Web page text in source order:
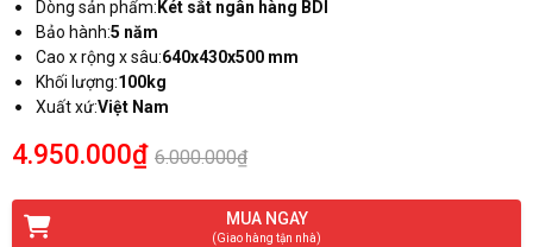
Dòng sản phẩm: Két sắt ngân hàng BDI
Bảo hành:5 năm
Cao x rộng x sâu:640x430x500 mm
Khối lượng:100kg
Xuất xứ:Việt Nam
4.950.000₫ 6.000.000₫
MUA NGAY
(Giao hàng tận nhà)